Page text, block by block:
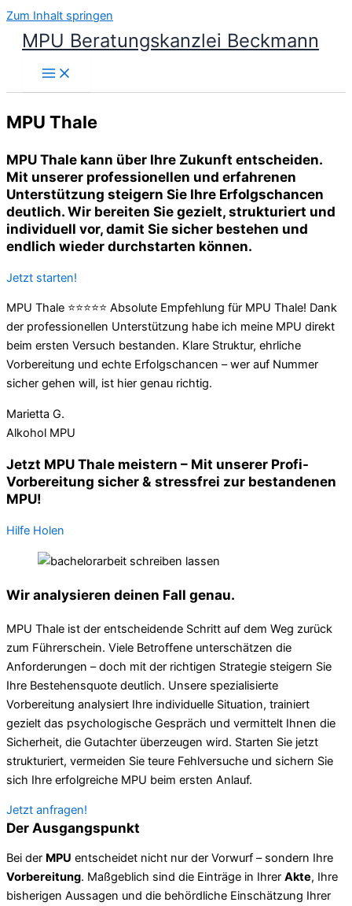
Zum Inhalt springen
MPU Beratungskanzlei Beckmann
MPU Thale
MPU Thale kann über Ihre Zukunft entscheiden.
Mit unserer professionellen und erfahrenen
Unterstützung steigern Sie Ihre Erfolgschancen
deutlich. Wir bereiten Sie gezielt, strukturiert und
individuell vor, damit Sie sicher bestehen und
endlich wieder durchstarten können.
Jetzt starten!
MPU Thale ⭐⭐⭐⭐⭐ Absolute Empfehlung für MPU Thale! Dank
der professionellen Unterstützung habe ich meine MPU direkt
beim ersten Versuch bestanden. Klare Struktur, ehrliche
Vorbereitung und echte Erfolgschancen – wer auf Nummer
sicher gehen will, ist hier genau richtig.
Marietta G.
Alkohol MPU
Jetzt MPU Thale meistern – Mit unserer Profi-
Vorbereitung sicher & stressfrei zur bestandenen
MPU!
Hilfe Holen
Wir analysieren deinen Fall genau.
MPU Thale ist der entscheidende Schritt auf dem Weg zurück
zum Führerschein. Viele Betroffene unterschätzen die
Anforderungen – doch mit der richtigen Strategie steigern Sie
Ihre Bestehensquote deutlich. Unsere spezialisierte
Vorbereitung analysiert Ihre individuelle Situation, trainiert
gezielt das psychologische Gespräch und vermittelt Ihnen die
Sicherheit, die Gutachter überzeugen wird. Starten Sie jetzt
strukturiert, vermeiden Sie teure Fehlversuche und sichern Sie
sich Ihre erfolgreiche MPU beim ersten Anlauf.
Jetzt anfragen!
Der Ausgangspunkt
Bei der MPU entscheidet nicht nur der Vorwurf – sondern Ihre
Vorbereitung. Maßgeblich sind die Einträge in Ihrer Akte, Ihre
bisherigen Aussagen und die behördliche Einschätzung Ihrer